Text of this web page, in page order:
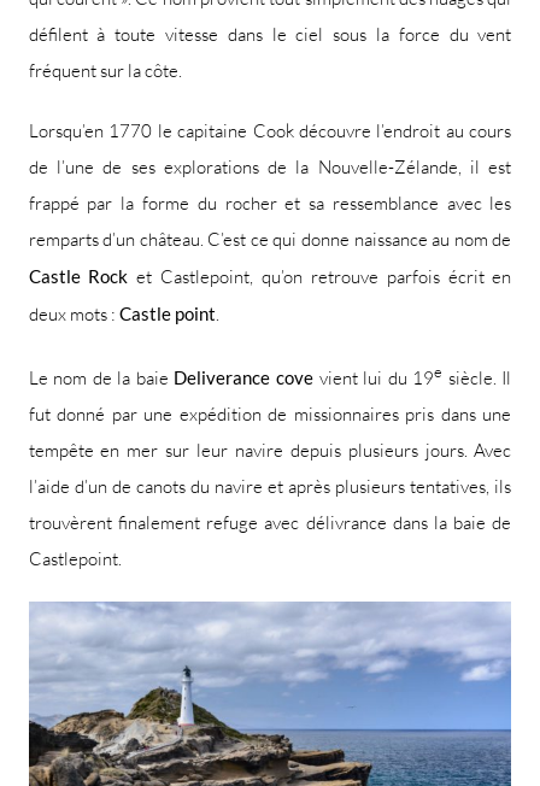
défilent à toute vitesse dans le ciel sous la force du vent
fréquent sur la côte.
Lorsqu’en 1770 le capitaine Cook découvre l’endroit au cours
de l’une de ses explorations de la Nouvelle-Zélande, il est
frappé par la forme du rocher et sa ressemblance avec les
remparts d’un château. C’est ce qui donne naissance au nom de
Castle Rock et Castlepoint, qu’on retrouve parfois écrit en
deux mots : Castle point.
Le nom de la baie Deliverance cove vient lui du 19e siècle. Il
fut donné par une expédition de missionnaires pris dans une
tempête en mer sur leur navire depuis plusieurs jours. Avec
l’aide d’un de canots du navire et après plusieurs tentatives, ils
trouvèrent finalement refuge avec délivrance dans la baie de
Castlepoint.